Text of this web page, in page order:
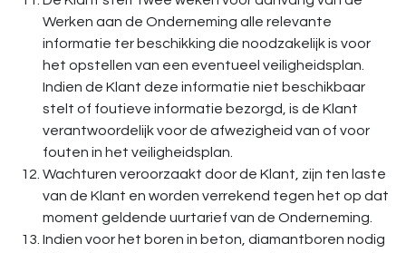
Werken aan de Onderneming alle relevante
informatie ter beschikking die noodzakelijk is voor
het opstellen van een eventueel veiligheidsplan.
Indien de Klant deze informatie niet beschikbaar
stelt of foutieve informatie bezorgd, is de Klant
verantwoordelijk voor de afwezigheid van of voor
fouten in het veiligheidsplan.
Wachturen veroorzaakt door de Klant, zijn ten laste
van de Klant en worden verrekend tegen het op dat
moment geldende uurtarief van de Onderneming.
Indien voor het boren in beton, diamantboren nodig